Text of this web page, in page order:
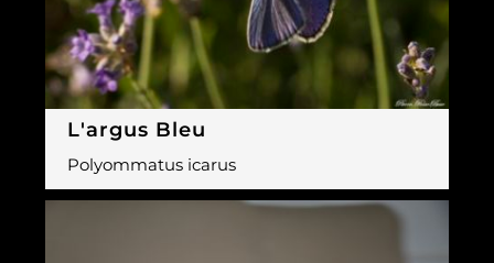
L'argus Bleu
Polyommatus icarus